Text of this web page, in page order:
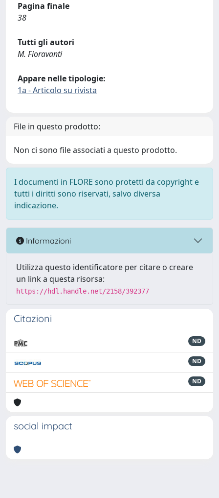
Pagina finale
38
Tutti gli autori
M. Fioravanti
Appare nelle tipologie:
1a - Articolo su rivista
File in questo prodotto:
Non ci sono file associati a questo prodotto.
I documenti in FLORE sono protetti da copyright e
tutti i diritti sono riservati, salvo diversa
indicazione.
Informazioni
Utilizza questo identificatore per citare o creare
un link a questa risorsa:
https://hdl.handle.net/2158/392377
Citazioni
ND
ND
ND
social impact